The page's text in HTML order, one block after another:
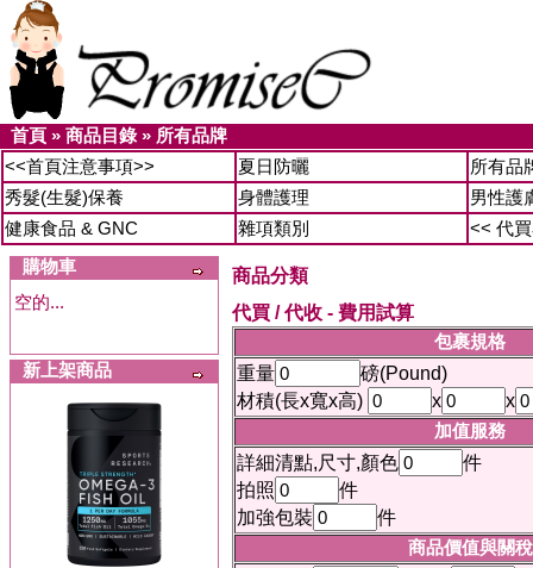
首頁 » 商品目錄» 所有品牌
<<首頁注意事項>>
夏日防曬
所有品
秀髮(生髮)保養
身體護理
男性護
健康食品 & GNC
雜項類別
<< 代
購物車
空的...
新上架商品
商品分類
代買 / 代收 - 費用試算
包裹規格
重量
磅(Pound)
材積(長x寬x高)
x
x
加值服務
詳細清點,尺寸,顏色
件
拍照
件
加強包裝
件
商品價值與關稅